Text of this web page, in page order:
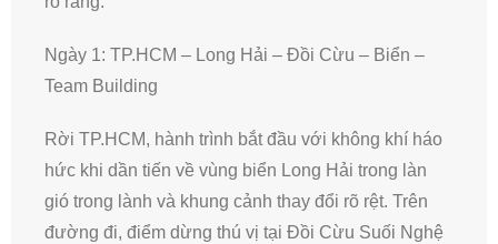
Ngày 1: TP.HCM – Long Hải – Đồi Cừu – Biển –
Team Building
Rời TP.HCM, hành trình bắt đầu với không khí háo
hức khi dần tiến về vùng biển Long Hải trong làn
gió trong lành và khung cảnh thay đổi rõ rệt. Trên
đường đi, điểm dừng thú vị tại Đồi Cừu Suối Nghệ